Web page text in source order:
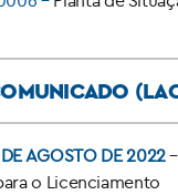
AGOSTO DE 2022–
o Licenciamento